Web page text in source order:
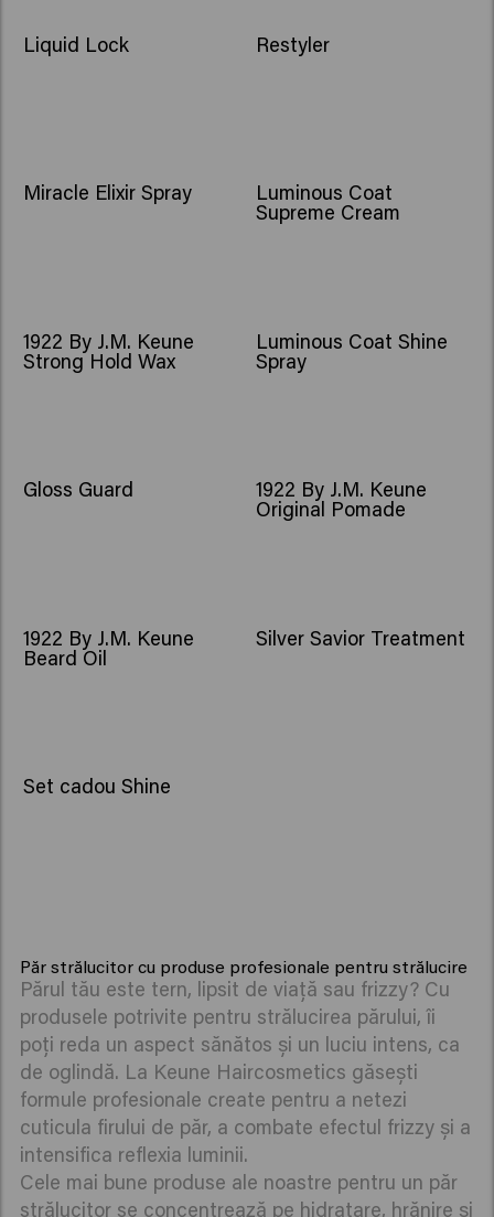
Liquid Lock Restyler
Miracle Elixir Spray Luminous Coat
Supreme Cream
1922 By J.M. Keune
Strong Hold Wax
Luminous Coat Shine
Spray
Gloss Guard 1922 By J.M. Keune
Original Pomade
1922 By J.M. Keune
Beard Oil
Silver Savior Treatment
NOU
Set cadou Shine
Păr strălucitor cu produse profesionale pentru strălucire
Părul tău este tern, lipsit de viață sau frizzy? Cu
produsele potrivite pentru strălucirea părului, îi
poți reda un aspect sănătos și un luciu intens, ca
de oglindă. La Keune Haircosmetics găsești
formule profesionale create pentru a netezi
cuticula firului de păr, a combate efectul frizzy și a
intensifica reflexia luminii.
Cele mai bune produse ale noastre pentru un păr
strălucitor se concentrează pe hidratare, hrănire și